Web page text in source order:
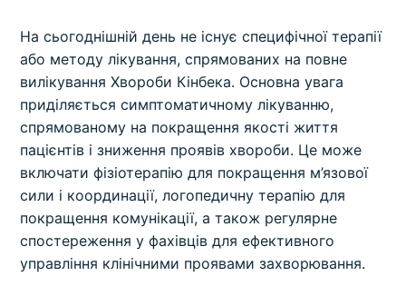
На сьогоднішній день не існує специфічної терапії
або методу лікування, спрямованих на повне
вилікування Хвороби Кінбека. Основна увага
приділяється симптоматичному лікуванню,
спрямованому на покращення якості життя
пацієнтів і зниження проявів хвороби. Це може
включати фізіотерапію для покращення м’язової
сили і координації, логопедичну терапію для
покращення комунікації, а також регулярне
спостереження у фахівців для ефективного
управління клінічними проявами захворювання.